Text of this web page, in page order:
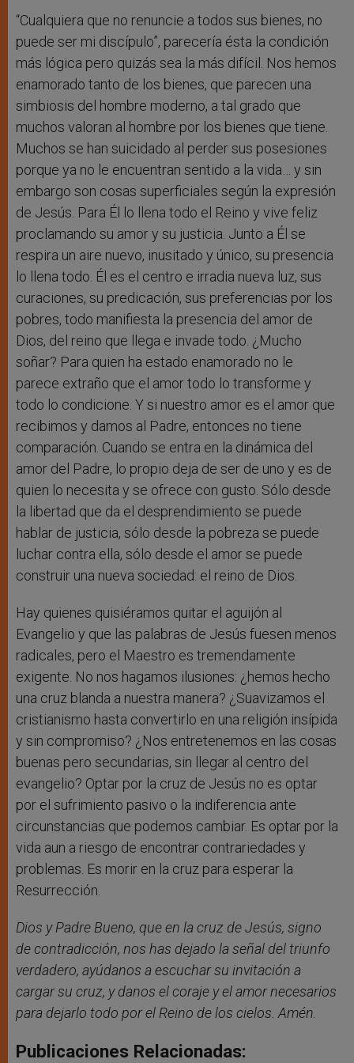
“Cualquiera que no renuncie a todos sus bienes, no
puede ser mi discípulo”, parecería ésta la condición
más lógica pero quizás sea la más difícil. Nos hemos
enamorado tanto de los bienes, que parecen una
simbiosis del hombre moderno, a tal grado que
muchos valoran al hombre por los bienes que tiene.
Muchos se han suicidado al perder sus posesiones
porque ya no le encuentran sentido a la vida… y sin
embargo son cosas superficiales según la expresión
de Jesús. Para Él lo llena todo el Reino y vive feliz
proclamando su amor y su justicia. Junto a Él se
respira un aire nuevo, inusitado y único, su presencia
lo llena todo. Él es el centro e irradia nueva luz, sus
curaciones, su predicación, sus preferencias por los
pobres, todo manifiesta la presencia del amor de
Dios, del reino que llega e invade todo. ¿Mucho
soñar? Para quien ha estado enamorado no le
parece extraño que el amor todo lo transforme y
todo lo condicione. Y si nuestro amor es el amor que
recibimos y damos al Padre, entonces no tiene
comparación. Cuando se entra en la dinámica del
amor del Padre, lo propio deja de ser de uno y es de
quien lo necesita y se ofrece con gusto. Sólo desde
la libertad que da el desprendimiento se puede
hablar de justicia, sólo desde la pobreza se puede
luchar contra ella, sólo desde el amor se puede
construir una nueva sociedad: el reino de Dios.
Hay quienes quisiéramos quitar el aguijón al
Evangelio y que las palabras de Jesús fuesen menos
radicales, pero el Maestro es tremendamente
exigente. No nos hagamos ilusiones: ¿hemos hecho
una cruz blanda a nuestra manera? ¿Suavizamos el
cristianismo hasta convertirlo en una religión insípida
y sin compromiso? ¿Nos entretenemos en las cosas
buenas pero secundarias, sin llegar al centro del
evangelio? Optar por la cruz de Jesús no es optar
por el sufrimiento pasivo o la indiferencia ante
circunstancias que podemos cambiar. Es optar por la
vida aun a riesgo de encontrar contrariedades y
problemas. Es morir en la cruz para esperar la
Resurrección.
Dios y Padre Bueno, que en la cruz de Jesús, signo
de contradicción, nos has dejado la señal del triunfo
verdadero, ayúdanos a escuchar su invitación a
cargar su cruz, y danos el coraje y el amor necesarios
para dejarlo todo por el Reino de los cielos. Amén.
Publicaciones Relacionadas: